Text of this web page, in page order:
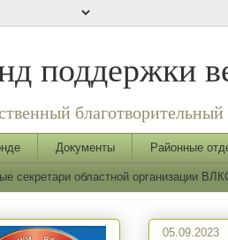
поддержки
Документы Районные
секретари областной организации
05.09.2023